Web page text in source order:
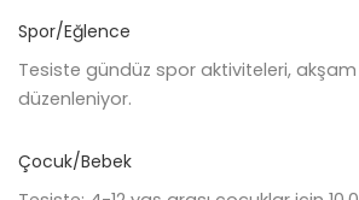
Spor/Eğlence
Tesiste gündüz spor aktiviteleri,
düzenleniyor.
Çocuk/Bebek